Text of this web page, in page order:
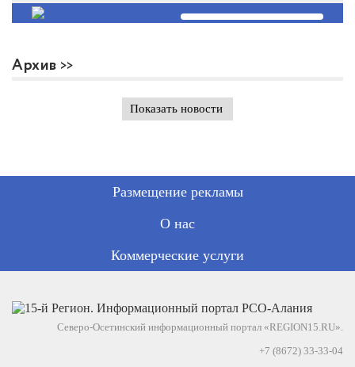
Архив
Показать новости
Размещение рекламы
О нас
Коммерческие услуги
Северо-Осетинский информационный портал «REGION15.RU».
+7 (8672) 33-33-04